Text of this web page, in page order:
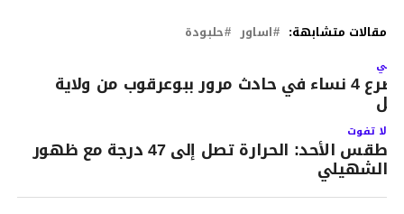
مقالات متشابهة: اساور حلبودة
مصرع 4 نساء في حادث مرور‎ ببوعرقوب من ولاية
لا تفوت
طقس الأحد: الحرارة تصل إلى 47 درجة مع ظهور
الشهيلي